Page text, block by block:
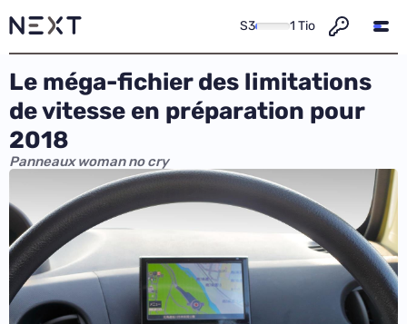
S3 1 Tio
Le méga-fichier des limitations
de vitesse en préparation pour
2018
Panneaux woman no cry